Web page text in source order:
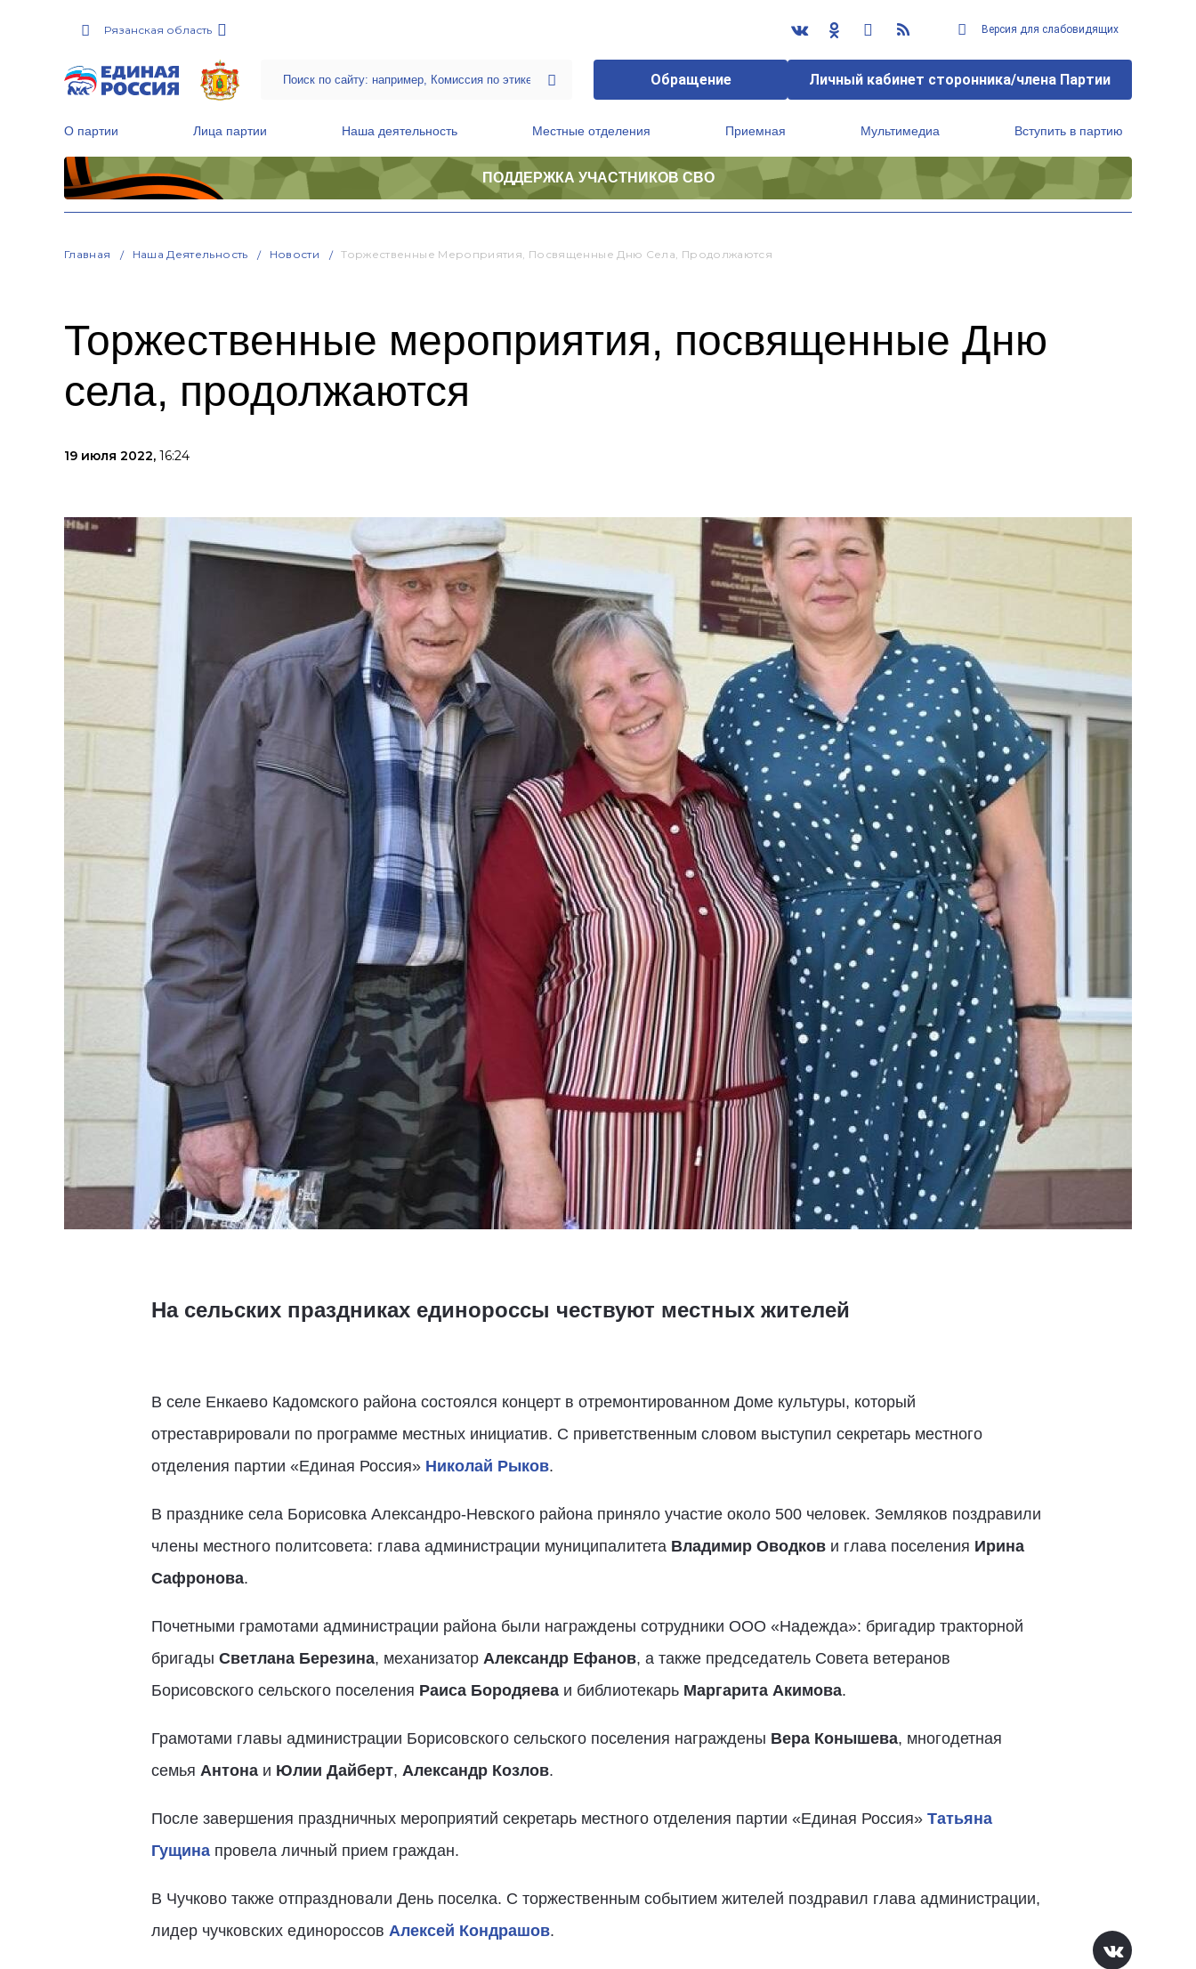
Рязанская область Версия для слабовидящих
Обращение Личный кабинет сторонника/члена Партии
О партии Лица партии Наша деятельность Местные отделения Приемная Мультимедиа Вступить в партию
ПОДДЕРЖКА УЧАСТНИКОВ СВО
Главная Наша Деятельность Новости Торжественные Мероприятия, Посвященные Дню Села, Продолжаются
Торжественные мероприятия, посвященные Дню
села, продолжаются
19 июля 2022, 16:24
На сельских праздниках единороссы чествуют местных жителей
В селе Енкаево Кадомского района состоялся концерт в отремонтированном Доме культуры, который
отреставрировали по программе местных инициатив. С приветственным словом выступил секретарь местного
отделения партии «Единая Россия» Николай Рыков.
В празднике села Борисовка Александро-Невского района приняло участие около 500 человек. Земляков поздравили
члены местного политсовета: глава администрации муниципалитета Владимир Оводкови глава поселения Ирина
Сафронова.
Почетными грамотами администрации района были награждены сотрудники ООО «Надежда»: бригадир тракторной
бригады Светлана Березина, механизатор Александр Ефанов, а также председатель Совета ветеранов
Борисовского сельского поселения Раиса Бородяеваи библиотекарь Маргарита Акимова.
Грамотами главы администрации Борисовского сельского поселения награждены Вера Конышева, многодетная
семья Антонаи Юлии Дайберт, Александр Козлов.
После завершения праздничных мероприятий секретарь местного отделения партии «Единая Россия» Татьяна
Гущинапровела личный прием граждан.
В Чучково также отпраздновали День поселка. С торжественным событием жителей поздравил глава администрации,
лидер чучковских единороссов Алексей Кондрашов.